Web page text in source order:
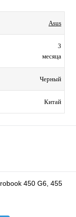
Asus
3
месяца
Черный
Китай
450 G6, 455